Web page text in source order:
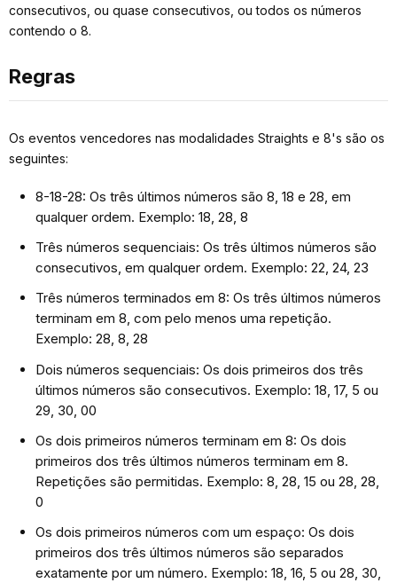
consecutivos, ou quase consecutivos, ou todos os números
contendo o 8.
Regras
Os eventos vencedores nas modalidades Straights e 8's são os
seguintes:
8-18-28: Os três últimos números são 8, 18 e 28, em
qualquer ordem. Exemplo: 18, 28, 8
Três números sequenciais: Os três últimos números são
consecutivos, em qualquer ordem. Exemplo: 22, 24, 23
Três números terminados em 8: Os três últimos números
terminam em 8, com pelo menos uma repetição.
Exemplo: 28, 8, 28
Dois números sequenciais: Os dois primeiros dos três
últimos números são consecutivos. Exemplo: 18, 17, 5 ou
29, 30, 00
Os dois primeiros números terminam em 8: Os dois
primeiros dos três últimos números terminam em 8.
Repetições são permitidas. Exemplo: 8, 28, 15 ou 28, 28,
0
Os dois primeiros números com um espaço: Os dois
primeiros dos três últimos números são separados
exatamente por um número. Exemplo: 18, 16, 5 ou 28, 30,